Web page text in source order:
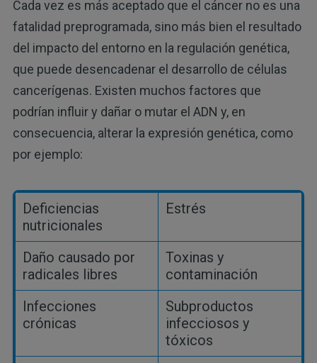
Cada vez es más aceptado que el cáncer no es una
fatalidad preprogramada, sino más bien el resultado
del impacto del entorno en la regulación genética,
que puede desencadenar el desarrollo de células
cancerígenas. Existen muchos factores que
podrían influir y dañar o mutar el ADN y, en
consecuencia, alterar la expresión genética, como
por ejemplo:
Deficiencias
nutricionales
Estrés
Daño causado por
radicales libres
Toxinas y
contaminación
Infecciones
crónicas
Subproductos
infecciosos y
tóxicos